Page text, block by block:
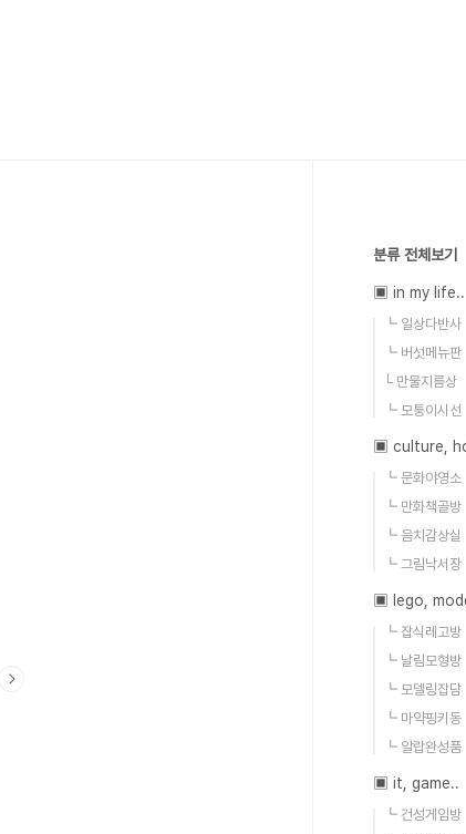
분류 전체보기
▣ in my life..
┗ 일상다반사
┗ 버섯메뉴판
└ 만물지름상
┗ 모퉁이시선
▣ culture,
┗ 문화야영소
┗ 만화책골방
┗ 음치감상실
┗ 그림낙서장
▣ lego,
┗ 잡식레고방
┗ 날림모형방
┗ 모델링잡담
┗ 마약핑키동
┗ 알랍완성품
▣ it, game..
┗ 건성게임방